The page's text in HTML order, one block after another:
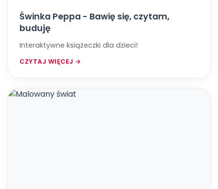
Świnka Peppa - Bawię się, czytam,
buduję
Interaktywne książeczki dla dzieci!
CZYTAJ WIĘCEJ →